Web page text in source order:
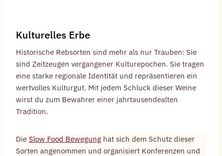
Kulturelles Erbe
Historische Rebsorten sind mehr als nur Trauben: Sie
sind Zeitzeugen vergangener Kulturepochen. Sie tragen
eine starke regionale Identität und repräsentieren ein
wertvolles Kulturgut. Mit jedem Schluck dieser Weine
wirst du zum Bewahrer einer jahrtausendealten
Tradition.
Die Slow Food Bewegung hat sich dem Schutz dieser
Sorten angenommen und organisiert Konferenzen und